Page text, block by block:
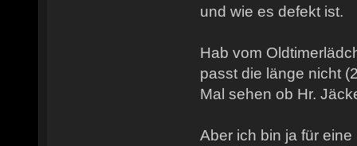
und wie es defekt ist.
Hab vom
passt die länge nicht
Mal sehen ob Hr.
Aber ich bin ja für